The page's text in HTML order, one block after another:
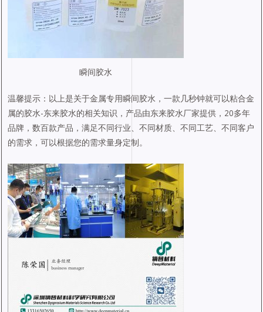
瞬间胶水
温馨提示：以上是关于金属专用瞬间胶水，一款几秒钟就可以粘合金
属的胶水-东来胶水的相关知识，产品由东来胶水厂家提供，20多年
品牌，数百款产品，满足不同行业、不同材质、不同工艺、不同客户
的需求，可以根据您的需求量身定制。